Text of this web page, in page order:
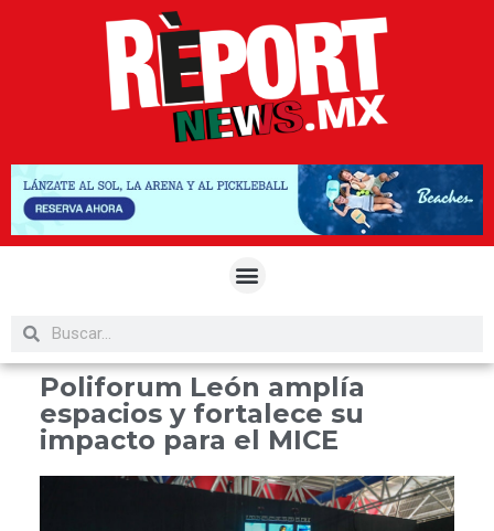
Poliforum León amplía
espacios y fortalece su
impacto para el MICE